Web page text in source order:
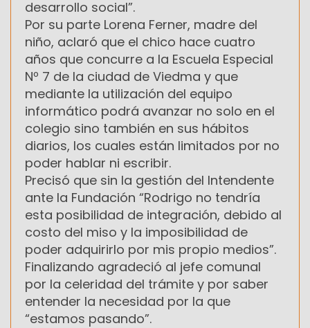
desarrollo social”.
Por su parte Lorena Ferner, madre del
niño, aclaró que el chico hace cuatro
años que concurre a la Escuela Especial
Nº 7 de la ciudad de Viedma y que
mediante la utilización del equipo
informático podrá avanzar no solo en el
colegio sino también en sus hábitos
diarios, los cuales están limitados por no
poder hablar ni escribir.
Precisó que sin la gestión del Intendente
ante la Fundación “Rodrigo no tendría
esta posibilidad de integración, debido al
costo del miso y la imposibilidad de
poder adquirirlo por mis propio medios”.
Finalizando agradeció al jefe comunal
por la celeridad del trámite y por saber
entender la necesidad por la que
“estamos pasando”.